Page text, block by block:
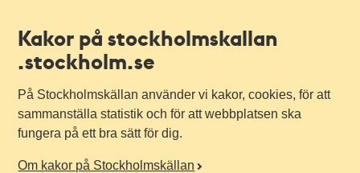
Kakor på stockholmskallan
.stockholm.se
På Stockholmskällan använder vi kakor, cookies, för att
sammanställa statistik och för att webbplatsen ska
fungera på ett bra sätt för dig.
Om kakor på Stockholmskällan